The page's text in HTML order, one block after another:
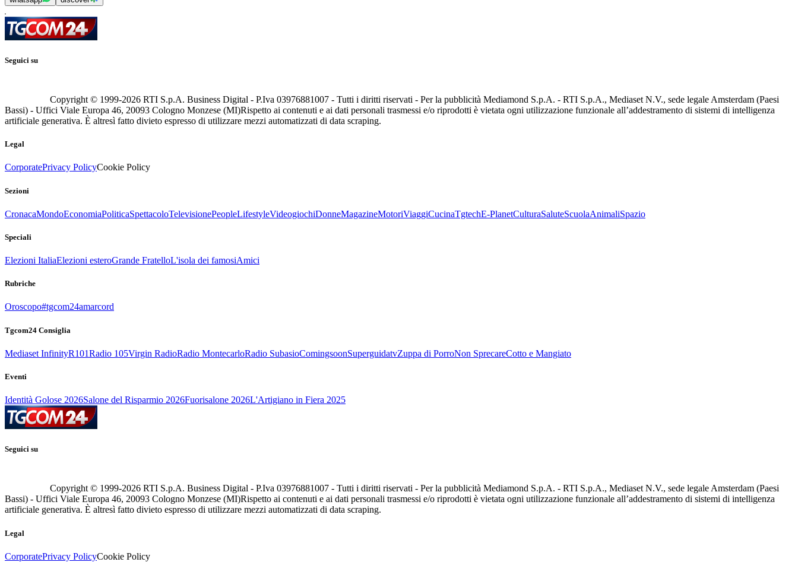
Seguici su
Copyright © 1999-2026 RTI S.p.A. Business Digital - P.Iva 03976881007 - Tutti i diritti riservati - Per la pubblicità Mediamond S.p.A. - RTI S.p.A., Mediaset N.V., sede legale Amsterdam (Paesi
Bassi) - Uffici Viale Europa 46, 20093 Cologno Monzese (MI)Rispetto ai contenuti e ai dati personali trasmessi e/o riprodotti è vietata ogni utilizzazione funzionale all’addestramento di sistemi di intelligenza
artificiale generativa. È altresì fatto divieto espresso di utilizzare mezzi automatizzati di data scraping.
Legal
CorporatePrivacy PolicyCookie Policy
Sezioni
CronacaMondoEconomiaPoliticaSpettacoloTelevisionePeopleLifestyleVideogiochiDonneMagazineMotoriViaggiCucinaTgtechE-PlanetCulturaSaluteScuolaAnimaliSpazio
Speciali
Elezioni ItaliaElezioni esteroGrande FratelloL'isola dei famosiAmici
Rubriche
Oroscopo#tgcom24amarcord
Tgcom24 Consiglia
Mediaset InfinityR101Radio 105Virgin RadioRadio MontecarloRadio SubasioComingsoonSuperguidatvZuppa di PorroNon SprecareCotto e Mangiato
Eventi
Identità Golose 2026Salone del Risparmio 2026Fuorisalone 2026L'Artigiano in Fiera 2025
Seguici su
Copyright © 1999-2026 RTI S.p.A. Business Digital - P.Iva 03976881007 - Tutti i diritti riservati - Per la pubblicità Mediamond S.p.A. - RTI S.p.A., Mediaset N.V., sede legale Amsterdam (Paesi
Bassi) - Uffici Viale Europa 46, 20093 Cologno Monzese (MI)Rispetto ai contenuti e ai dati personali trasmessi e/o riprodotti è vietata ogni utilizzazione funzionale all’addestramento di sistemi di intelligenza
artificiale generativa. È altresì fatto divieto espresso di utilizzare mezzi automatizzati di data scraping.
Legal
CorporatePrivacy PolicyCookie Policy